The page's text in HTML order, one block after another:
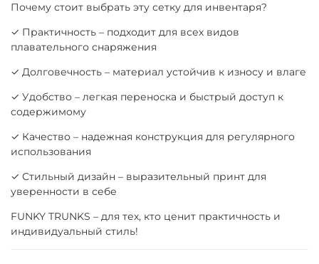
Почему стоит выбрать эту сетку для инвентаря?
✓ Практичность – подходит для всех видов
плавательного снаряжения
✓ Долговечность – материал устойчив к износу и влаге
✓ Удобство – легкая переноска и быстрый доступ к
содержимому
✓ Качество – надежная конструкция для регулярного
использования
✓ Стильный дизайн – выразительный принт для
уверенности в себе
FUNKY TRUNKS – для тех, кто ценит практичность и
индивидуальный стиль!